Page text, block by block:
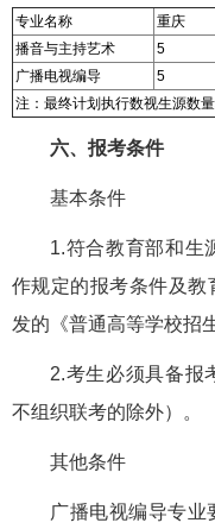
专业名称 重庆
播音与主持艺术
5
广播电视编导
5
注：最终计划执行数视生源数量
六、报考条件
基本条件
1.符合教育部和生
作规定的报考条件及
发的《普通高等学校招
2.考生必须具备报
不组织联考的除外）。
其他条件
广播电视编导专业